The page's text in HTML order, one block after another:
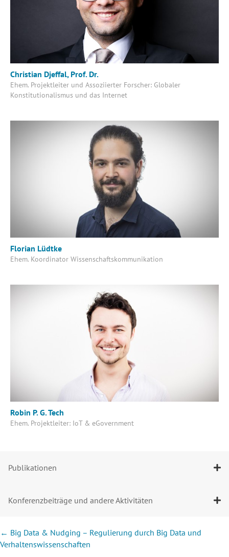
Christian Djeffal, Prof. Dr.
Ehem. Projektleiter und Assoziierter Forscher: Globaler
Konstitutionalismus und das Internet
Florian Lüdtke
Ehem. Koordinator Wissenschaftskommunikation
Robin P. G. Tech
Ehem. Projektleiter: IoT & eGovernment
Publikationen
Konferenzbeiträge und andere Aktivitäten
Posts
navigation
← Big Data & Nudging – Regulierung durch Big Data und
Verhaltenswissenschaften